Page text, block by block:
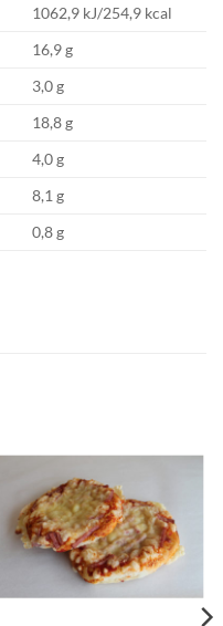
1062,9 kJ/254,9 kcal
16,9 g
3,0 g
18,8 g
4,0 g
8,1 g
0,8 g